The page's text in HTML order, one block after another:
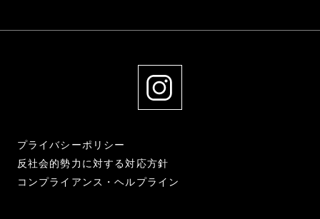
プライバシーポリシー
反社会的勢力に対する対応方針
コンプライアンス・ヘルプライン